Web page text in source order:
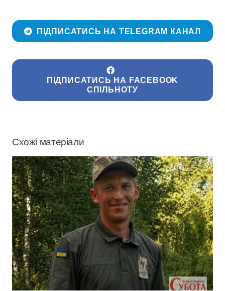
ПІДПИСАТИСЬ НА TELEGRAM КАНАЛ
ПІДПИСАТИСЬ НА FACEBOOK
СПІЛЬНОТУ
Схожі матеріали